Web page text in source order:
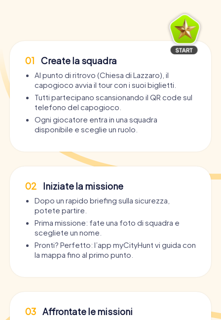
01 Create la squadra
Al punto di ritrovo (Chiesa di Lazzaro), il
capogioco avvia il tour con i suoi biglietti.
Tutti partecipano scansionando il QR code sul
telefono del capogioco.
Ogni giocatore entra in una squadra
disponibile e sceglie un ruolo.
02 Iniziate la missione
Dopo un rapido briefing sulla sicurezza,
potete partire.
Prima missione: fate una foto di squadra e
scegliete un nome.
Pronti? Perfetto: l’app myCityHunt vi guida con
la mappa fino al primo punto.
03 Affrontate le missioni